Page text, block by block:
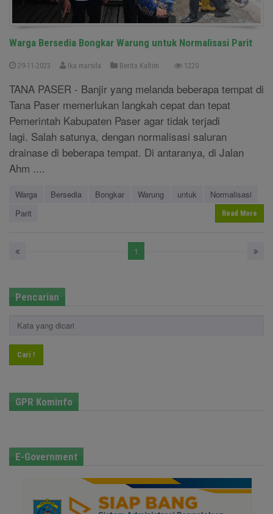
Warga Bersedia Bongkar Warung untuk Normalisasi Parit
29-11-2023 Ika marsila Berita Kaltim 1220
TANA PASER - Banjir yang melanda beberapa tempat di
Tana Paser memerlukan langkah cepat dan tepat
Pemerintah Kabupaten Paser agar tidak terjadi
lagi. Salah satunya, dengan normalisasi saluran
drainase di beberapa tempat. Di antaranya, di Jalan
Ahm ....
Warga Bersedia Bongkar Warung untuk
Normalisasi
Parit
Read More
1
Pencarian
Cari !
GPR Kominfo
E-Government